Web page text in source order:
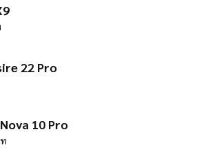
22 Pro
10 Pro